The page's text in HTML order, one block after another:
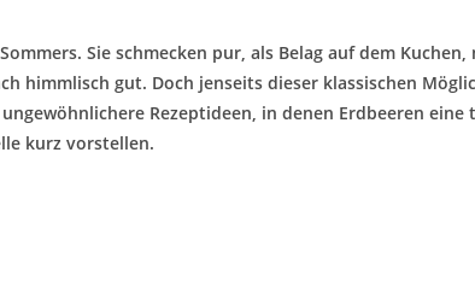
Sie schmecken pur, als Belag auf dem
himmlisch gut. Doch jenseits dieser klassischen
Rezeptideen, in denen Erdbeeren eine
kurz vorstellen.